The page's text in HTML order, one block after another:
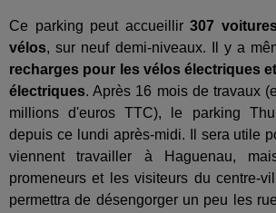
Ce parking peut accueillir307
vélos, sur neuf demi-niveaux. Il y a
recharges pour les vélos électriques
électriques. Après 16 mois de travaux
millions d'euros TTC), le parking
depuis ce lundi après-midi. Il sera utile
viennent travailler à Haguenau,
promeneurs et les visiteurs du centre-
permettra de désengorger un peu les